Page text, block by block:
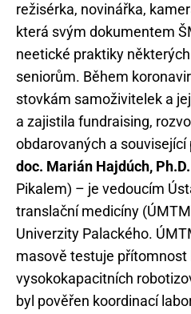
režisérka, novinářka,
která svým dokumentem
neetické praktiky
seniorům. Během
stovkám samoživitelek a
a zajistila fundraising,
obdarovaných a související
doc. Marián Hajdúch, Ph.D.
Pikalem) – je vedoucím
translační medicíny
Univerzity Palackého.
masově testuje
vysokokapacitních
byl pověřen koordinací